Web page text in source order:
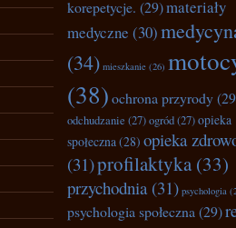
korepetycje. (29)materiały
medyczne (30)
(34) mieszkanie (26)
(38)ochrona przyrody
odchudzanie (27)ogród(27)opieka
społeczna(28) opieka
(31)profilaktyka(33)
przychodnia(31) psychologia
psychologia społeczna (29)